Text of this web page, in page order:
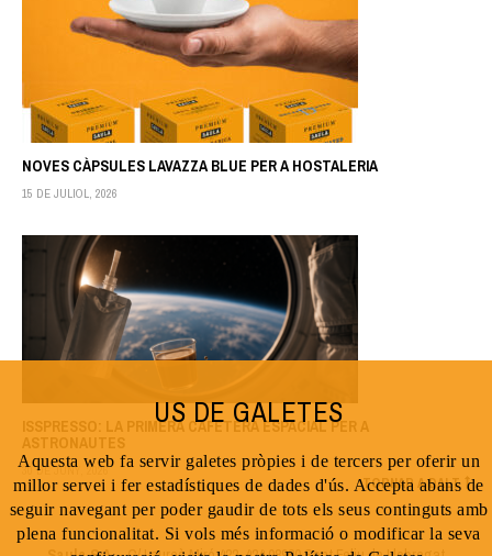
NOVES CÀPSULES LAVAZZA BLUE PER A HOSTALERIA
15 DE JULIOL, 2026
ISSPRESSO: LA PRIMERA CAFETERA ESPACIAL PER A
ASTRONAUTES
30 DE JUNY, 2026
TORNAR A DALT
US DE GALETES
Aquesta web fa servir galetes pròpies i de tercers per oferir un
millor servei i fer estadístiques de dades d'ús. Accepta abans de
seguir navegant per poder gaudir de tots els seus continguts amb
plena funcionalitat. Si vols més informació o modificar la seva